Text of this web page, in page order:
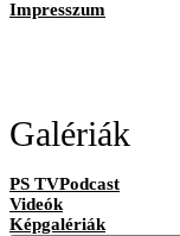
Impresszum
Galériák
PS TVPodcast
Videók
Képgalériák